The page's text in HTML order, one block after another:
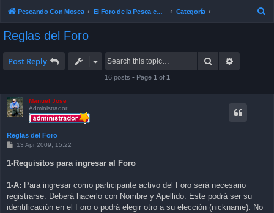
Pescando Con Mosca El Foro de la Pesca con Mosca en Chile Categoría
Reglas del Foro
Post Reply Search
16 posts • Page 1 of 1
Manuel Jose
Administrador
Reglas del Foro
P
s
t
13 Apr 2009, 15:22
1-Requisitos para ingresar al Foro
1-A: Para ingresar como participante activo del Foro será necesario
registrarse. Deberá hacerlo con Nombre y Apellido. Este podrá ser su
identificación en el Foro o podrá elegir otro a su elección (nickname). No